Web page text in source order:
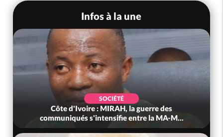
Infos à la une
SOCIÉTÉ
Côte d'Ivoire : MIRAH, la guerre des
communiqués s'intensifie entre la MA-M...